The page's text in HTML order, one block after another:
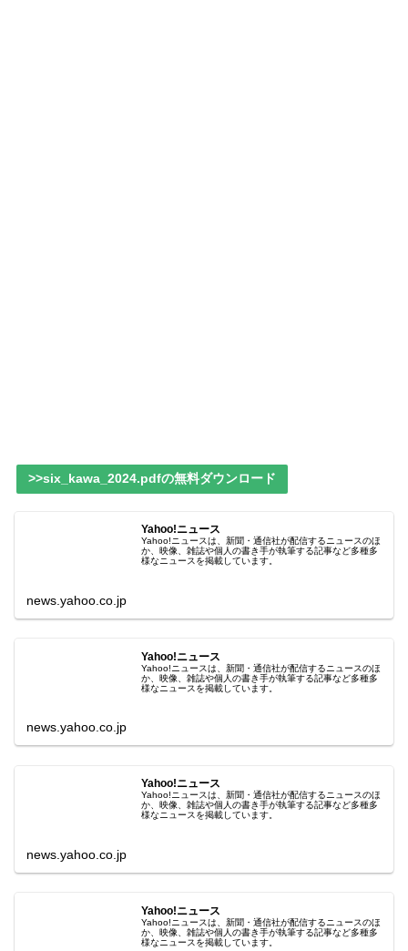
>>six_kawa_2024.pdfの無料ダウンロード
Yahoo!ニュース
Yahoo!ニュースは、新聞・通信社が配信するニュースのほ
か、映像、雑誌や個人の書き手が執筆する記事など多種多
様なニュースを掲載しています。
news.yahoo.co.jp
Yahoo!ニュース
Yahoo!ニュースは、新聞・通信社が配信するニュースのほ
か、映像、雑誌や個人の書き手が執筆する記事など多種多
様なニュースを掲載しています。
news.yahoo.co.jp
Yahoo!ニュース
Yahoo!ニュースは、新聞・通信社が配信するニュースのほ
か、映像、雑誌や個人の書き手が執筆する記事など多種多
様なニュースを掲載しています。
news.yahoo.co.jp
Yahoo!ニュース
Yahoo!ニュースは、新聞・通信社が配信するニュースのほ
か、映像、雑誌や個人の書き手が執筆する記事など多種多
様なニュースを掲載しています。